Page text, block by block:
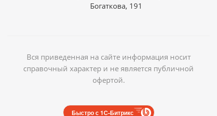
Богаткова, 191
Вся приведенная на сайте информация носит
справочный характер и не является публичной
офертой.
Быстро с 1С-Битрикс